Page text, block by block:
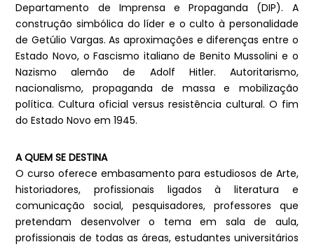
Departamento de Imprensa e Propaganda (DIP). A
construção simbólica do líder e o culto à personalidade
de Getúlio Vargas. As aproximações e diferenças entre o
Estado Novo, o Fascismo italiano de Benito Mussolini e o
Nazismo alemão de Adolf Hitler. Autoritarismo,
nacionalismo, propaganda de massa e mobilização
política. Cultura oficial versus resistência cultural. O fim
do Estado Novo em 1945.
A QUEM SE DESTINA
O curso oferece embasamento para estudiosos de Arte,
historiadores, profissionais ligados à literatura e
comunicação social, pesquisadores, professores que
pretendam desenvolver o tema em sala de aula,
profissionais de todas as áreas, estudantes universitários